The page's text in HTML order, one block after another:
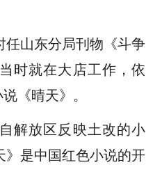
任山东分局刊物《斗争
时就在大店工作，依
《晴天》。
解放区反映土改的小
》是中国红色小说的开